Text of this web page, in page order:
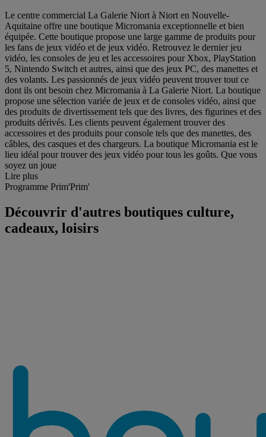
Le centre commercial La Galerie Niort à Niort en Nouvelle-
Aquitaine offre une boutique Micromania exceptionnelle et bien
équipée. Cette boutique propose une large gamme de produits pour
les fans de jeux vidéo et de jeux vidéo. Retrouvez le dernier jeu
vidéo, les consoles de jeu et les accessoires pour Xbox, PlayStation
5, Nintendo Switch et autres, ainsi que des jeux PC, des manettes et
des volants. Les passionnés de jeux vidéo peuvent trouver tout ce
dont ils ont besoin chez Micromania à La Galerie Niort. La boutique
propose une sélection variée de jeux et de consoles vidéo, ainsi que
des produits de divertissement tels que des livres, des figurines et des
produits dérivés. Les clients peuvent également trouver des
accessoires et des produits pour console tels que des manettes, des
câbles, des casques et des chargeurs. La boutique Micromania est le
lieu idéal pour trouver des jeux vidéo pour tous les goûts. Que vous
soyez un joue
Lire plus
Programme Prim'Prim'
Découvrir d'autres boutiques culture,
cadeaux, loisirs